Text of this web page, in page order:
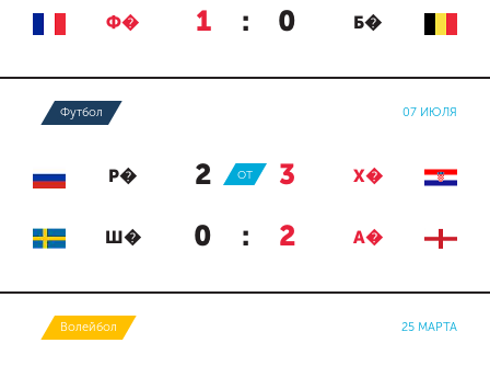
Ф� 1 : 0 Б�
Футбол 07 ИЮЛЯ
Р� 2 : 3 Х�
ОТ
Ш� 0 : 2 А�
Волейбол 25 МАРТА